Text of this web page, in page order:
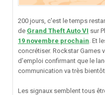
200 jours, c'est le temps
de Grand Theft Auto VI sur
19 novembre prochain . Et
concrétiser. Rockstar Games
d'emploi confirmant que le
communication va très
Les signaux semblent tous